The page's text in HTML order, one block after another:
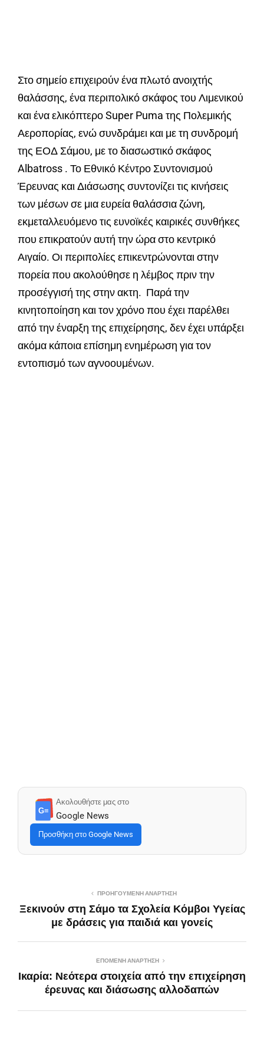
Στο σημείο επιχειρούν ένα πλωτό ανοιχτής
θαλάσσης, ένα περιπολικό σκάφος του Λιμενικού
και ένα ελικόπτερο Super Puma της Πολεμικής
Αεροπορίας, ενώ συνδράμει και με τη συνδρομή
της ΕΟΔ Σάμου, με το διασωστικό σκάφος
Albatross . Το Εθνικό Κέντρο Συντονισμού
Έρευνας και Διάσωσης συντονίζει τις κινήσεις
των μέσων σε μια ευρεία θαλάσσια ζώνη,
εκμεταλλευόμενο τις ευνοϊκές καιρικές συνθήκες
που επικρατούν αυτή την ώρα στο κεντρικό
Αιγαίο. Οι περιπολίες επικεντρώνονται στην
πορεία που ακολούθησε η λέμβος πριν την
προσέγγισή της στην ακτη. Παρά την
κινητοποίηση και τον χρόνο που έχει παρέλθει
από την έναρξη της επιχείρησης, δεν έχει υπάρξει
ακόμα κάποια επίσημη ενημέρωση για τον
εντοπισμό των αγνοουμένων.
G≡
Ακολουθήστε μας στο
Google News
Προσθήκη στο Google News
ΠΡΟΗΓΟΎΜΕΝΗ ΑΝΆΡΤΗΣΗ
Ξεκινούν στη Σάμο τα Σχολεία Κόμβοι Υγείας
με δράσεις για παιδιά και γονείς
ΕΠΌΜΕΝΗ ΑΝΆΡΤΗΣΗ
Ικαρία: Νεότερα στοιχεία από την επιχείρηση
έρευνας και διάσωσης αλλοδαπών